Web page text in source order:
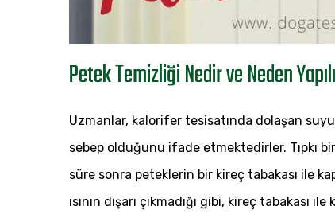
Petek Temizliği Nedir ve Neden
Uzmanlar, kalorifer tesisatında dolaşan
sebep olduğunu ifade etmektedirler. Tıpkı
süre sonra peteklerin bir kireç tabakası ile
ısının dışarı çıkmadığı gibi, kireç tabakası